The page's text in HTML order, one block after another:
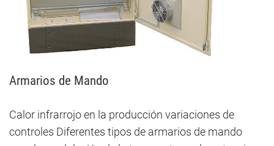
Armarios de Mando
Calor infrarrojo en la producción variaciones de
controles Diferentes tipos de armarios de mando